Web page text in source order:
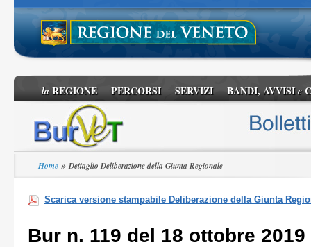
laREGIONE PERCORSI SERVIZI BANDI, AVVISIe
Home »Dettaglio Deliberazione della Giunta Regionale
Scarica versione stampabile Deliberazione della Giunta
Bur n. 119 del 18 ottobre 2019